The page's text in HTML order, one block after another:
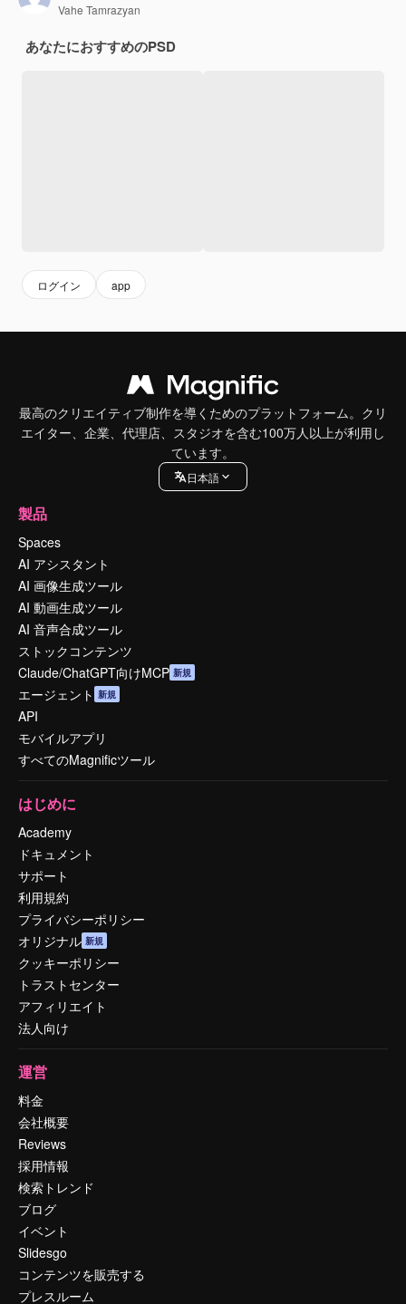
Vahe Tamrazyan
あなたにおすすめのPSD
ログイン app
最高のクリエイティブ制作を導くためのプラットフォーム。クリ
エイター、企業、代理店、スタジオを含む100万人以上が利用し
ています。
日本語
製品
Spaces
AI アシスタント
AI 画像生成ツール
AI 動画生成ツール
AI 音声合成ツール
ストックコンテンツ
Claude/ChatGPT向けMCP 新規
エージェント 新規
API
モバイルアプリ
すべてのMagnificツール
はじめに
Academy
ドキュメント
サポート
利用規約
プライバシーポリシー
オリジナル 新規
クッキーポリシー
トラストセンター
アフィリエイト
法人向け
運営
料金
会社概要
Reviews
採用情報
検索トレンド
ブログ
イベント
Slidesgo
コンテンツを販売する
プレスルーム